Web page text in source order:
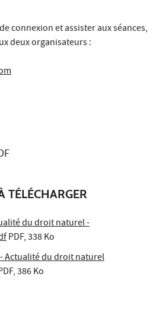
connexion et assister aux séances,
deux organisateurs :
TÉLÉCHARGER
du droit naturel -
PDF, 338 Ko
Actualité du droit naturel
386 Ko